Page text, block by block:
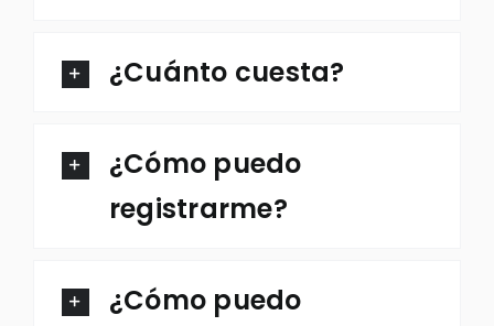
¿Cuánto cuesta?
¿Cómo puedo
registrarme?
¿Cómo puedo